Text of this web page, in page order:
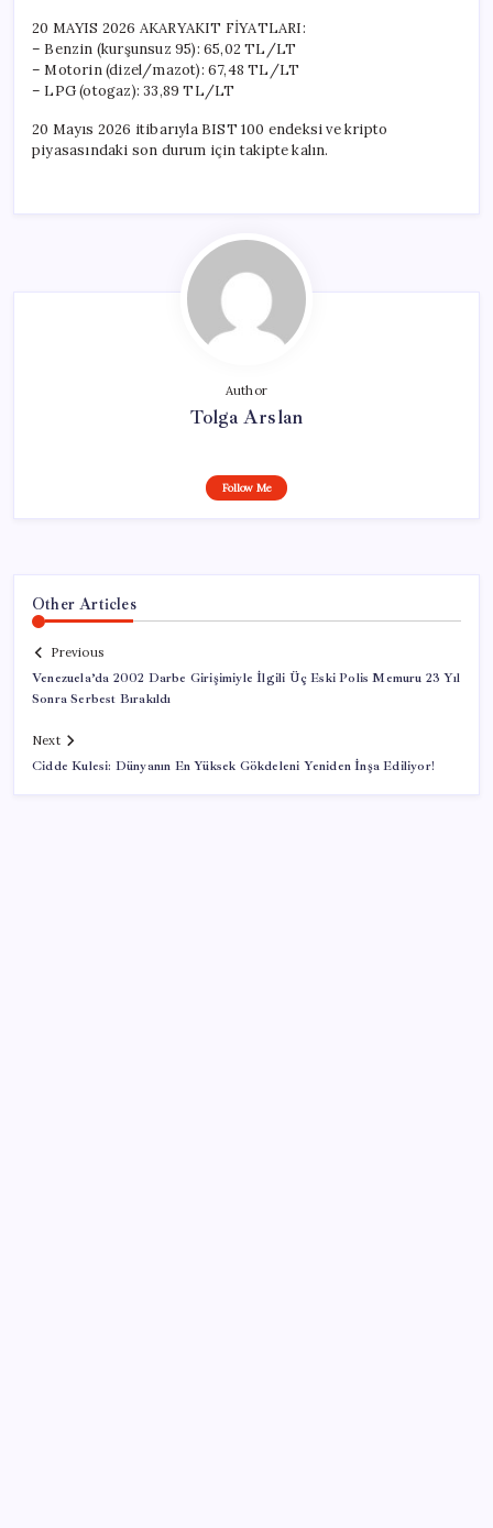
20 MAYIS 2026 AKARYAKIT FİYATLARI:
– Benzin (kurşunsuz 95): 65,02 TL/LT
– Motorin (dizel/mazot): 67,48 TL/LT
– LPG (otogaz): 33,89 TL/LT
20 Mayıs 2026 itibarıyla BIST 100 endeksi ve kripto
piyasasındaki son durum için takipte kalın.
Author
Tolga Arslan
Follow Me
Other Articles
Previous
Venezuela’da 2002 Darbe Girişimiyle İlgili Üç Eski Polis Memuru 23 Yıl
Sonra Serbest Bırakıldı
Next
Cidde Kulesi: Dünyanın En Yüksek Gökdeleni Yeniden İnşa Ediliyor!